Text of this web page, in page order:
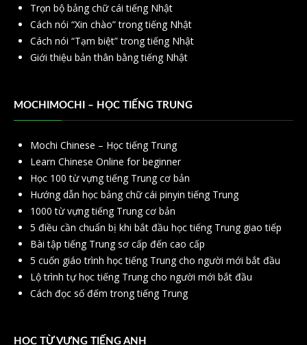
Trọn bộ bảng chữ cái tiếng Nhật
Cách nói “Xin chào” trong tiếng Nhật
Cách nói “Tạm biệt” trong tiếng Nhật
Giới thiệu bản thân bằng tiếng Nhật
MOCHIMOCHI – HỌC TIẾNG TRUNG
Mochi Chinese – Học tiếng Trung
Learn Chinese Online for beginner
Học 100 từ vựng tiếng Trung cơ bản
Hướng dẫn học bảng chữ cái pinyin tiếng Trung
1000 từ vựng tiếng Trung cơ bản
5 điều cần chuẩn bị khi bắt đầu học tiếng Trung giao tiếp
Bài tập tiếng Trung sơ cấp đến cao cấp
5 cuốn giáo trình học tiếng Trung cho người mới bắt đầu
Lộ trình tự học tiếng Trung cho người mới bắt đầu
Cách đọc số đếm trong tiếng Trung
HỌC TỪ VỰNG TIẾNG ANH